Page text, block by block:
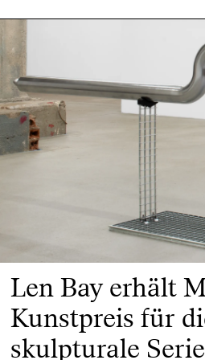
Len Bay erhält
Kunstpreis für
skulpturale